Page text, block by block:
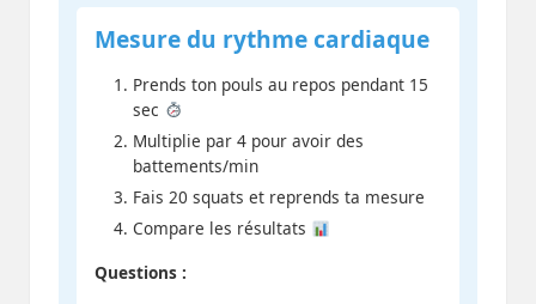
Mesure du rythme cardiaque
Prends ton pouls au repos pendant 15
sec
Multiplie par 4 pour avoir des
battements/min
Fais 20 squats et reprends ta mesure
Compare les résultats
Questions :